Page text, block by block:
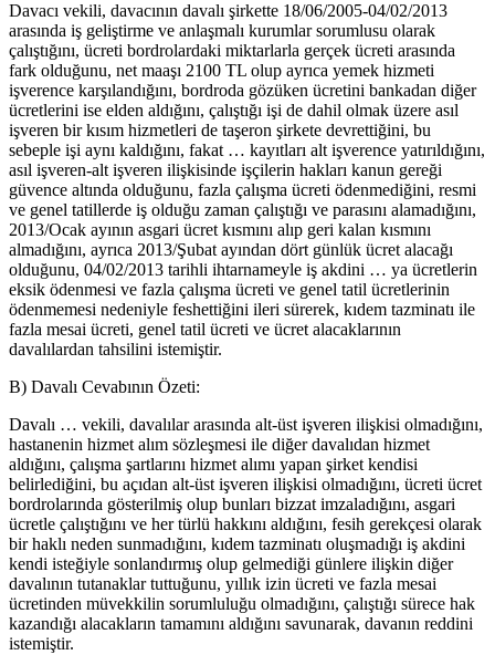
Davacı vekili, davacının davalı şirkette 18/06/2005-04/02/2013
arasında iş geliştirme ve anlaşmalı kurumlar sorumlusu olarak
çalıştığını, ücreti bordrolardaki miktarlarla gerçek ücreti arasında
fark olduğunu, net maaşı 2100 TL olup ayrıca yemek hizmeti
işverence karşılandığını, bordroda gözüken ücretini bankadan diğer
ücretlerini ise elden aldığını, çalıştığı işi de dahil olmak üzere asıl
işveren bir kısım hizmetleri de taşeron şirkete devrettiğini, bu
sebeple işi aynı kaldığını, fakat … kayıtları alt işverence yatırıldığını,
asıl işveren-alt işveren ilişkisinde işçilerin hakları kanun gereği
güvence altında olduğunu, fazla çalışma ücreti ödenmediğini, resmi
ve genel tatillerde iş olduğu zaman çalıştığı ve parasını alamadığını,
2013/Ocak ayının asgari ücret kısmını alıp geri kalan kısmını
almadığını, ayrıca 2013/Şubat ayından dört günlük ücret alacağı
olduğunu, 04/02/2013 tarihli ihtarnameyle iş akdini … ya ücretlerin
eksik ödenmesi ve fazla çalışma ücreti ve genel tatil ücretlerinin
ödenmemesi nedeniyle feshettiğini ileri sürerek, kıdem tazminatı ile
fazla mesai ücreti, genel tatil ücreti ve ücret alacaklarının
davalılardan tahsilini istemiştir.
B) Davalı Cevabının Özeti:
Davalı … vekili, davalılar arasında alt-üst işveren ilişkisi olmadığını,
hastanenin hizmet alım sözleşmesi ile diğer davalıdan hizmet
aldığını, çalışma şartlarını hizmet alımı yapan şirket kendisi
belirlediğini, bu açıdan alt-üst işveren ilişkisi olmadığını, ücreti ücret
bordrolarında gösterilmiş olup bunları bizzat imzaladığını, asgari
ücretle çalıştığını ve her türlü hakkını aldığını, fesih gerekçesi olarak
bir haklı neden sunmadığını, kıdem tazminatı oluşmadığı iş akdini
kendi isteğiyle sonlandırmış olup gelmediği günlere ilişkin diğer
davalının tutanaklar tuttuğunu, yıllık izin ücreti ve fazla mesai
ücretinden müvekkilin sorumluluğu olmadığını, çalıştığı sürece hak
kazandığı alacakların tamamını aldığını savunarak, davanın reddini
istemiştir.